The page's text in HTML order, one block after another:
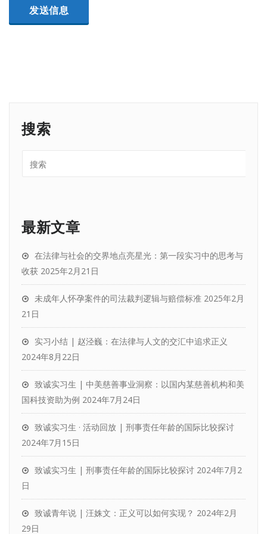
搜索
最新文章
在法律与社会的交界地点亮星光：第一段实习中的思考与
收获 2025年2月21日
未成年人怀孕案件的司法裁判逻辑与赔偿标准 2025年2月
21日
实习小结 | 赵泾巍：在法律与人文的交汇中追求正义
2024年8月22日
致诚实习生 | 中美慈善事业洞察：以国内某慈善机构和美
国科技资助为例 2024年7月24日
致诚实习生 · 活动回放 | 刑事责任年龄的国际比较探讨
2024年7月15日
致诚实习生 | 刑事责任年龄的国际比较探讨 2024年7月2
日
致诚青年说 | 汪姝文：正义可以如何实现？ 2024年2月
29日